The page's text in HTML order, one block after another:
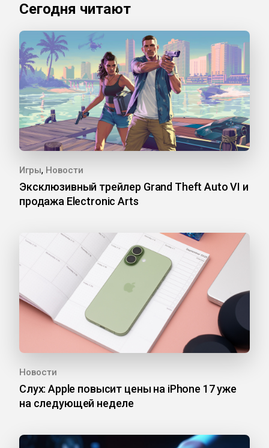
Сегодня читают
Игры, Новости
Эксклюзивный трейлер Grand Theft Auto VI и
продажа Electronic Arts
Новости
Слух: Apple повысит цены на iPhone 17 уже
на следующей неделе